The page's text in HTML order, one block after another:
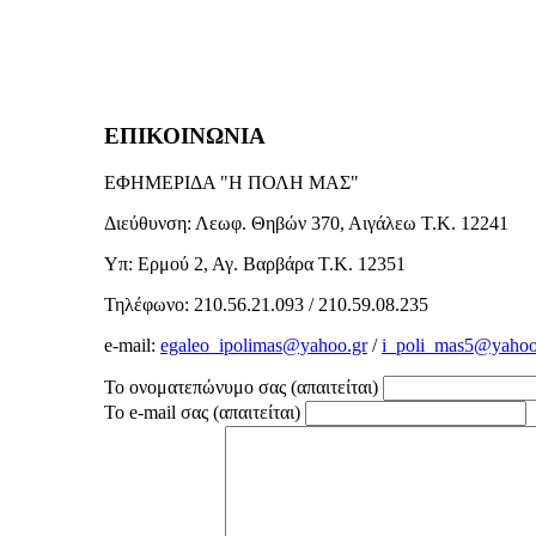
ΕΠΙΚΟΙΝΩΝΙΑ
ΕΦΗΜΕΡΙΔΑ "Η ΠΟΛΗ ΜΑΣ"
Διεύθυνση: Λεωφ. Θηβών 370, Αιγάλεω Τ.Κ. 12241
Υπ: Ερμού 2, Αγ. Βαρβάρα Τ.Κ. 12351
Τηλέφωνο: 210.56.21.093 / 210.59.08.235
e-mail: egaleo_ipolimas@yahoo.gr/
Το ονοματεπώνυμο σας (απαιτείται)
Το e-mail σας (απαιτείται)